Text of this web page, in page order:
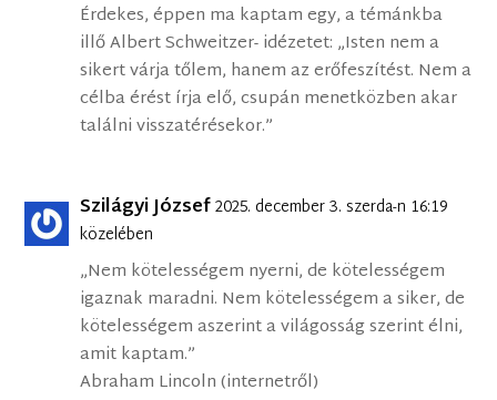
Érdekes, éppen ma kaptam egy, a témánkba
illő Albert Schweitzer- idézetet: „Isten nem a
sikert várja tőlem, hanem az erőfeszítést. Nem a
célba érést írja elő, csupán menetközben akar
találni visszatérésekor.”
Szilágyi József2025. december 3. szerda-n 16:19
közelében
„Nem kötelességem nyerni, de kötelességem
igaznak maradni. Nem kötelességem a siker, de
kötelességem aszerint a világosság szerint élni,
amit kaptam.”
Abraham Lincoln (internetről)